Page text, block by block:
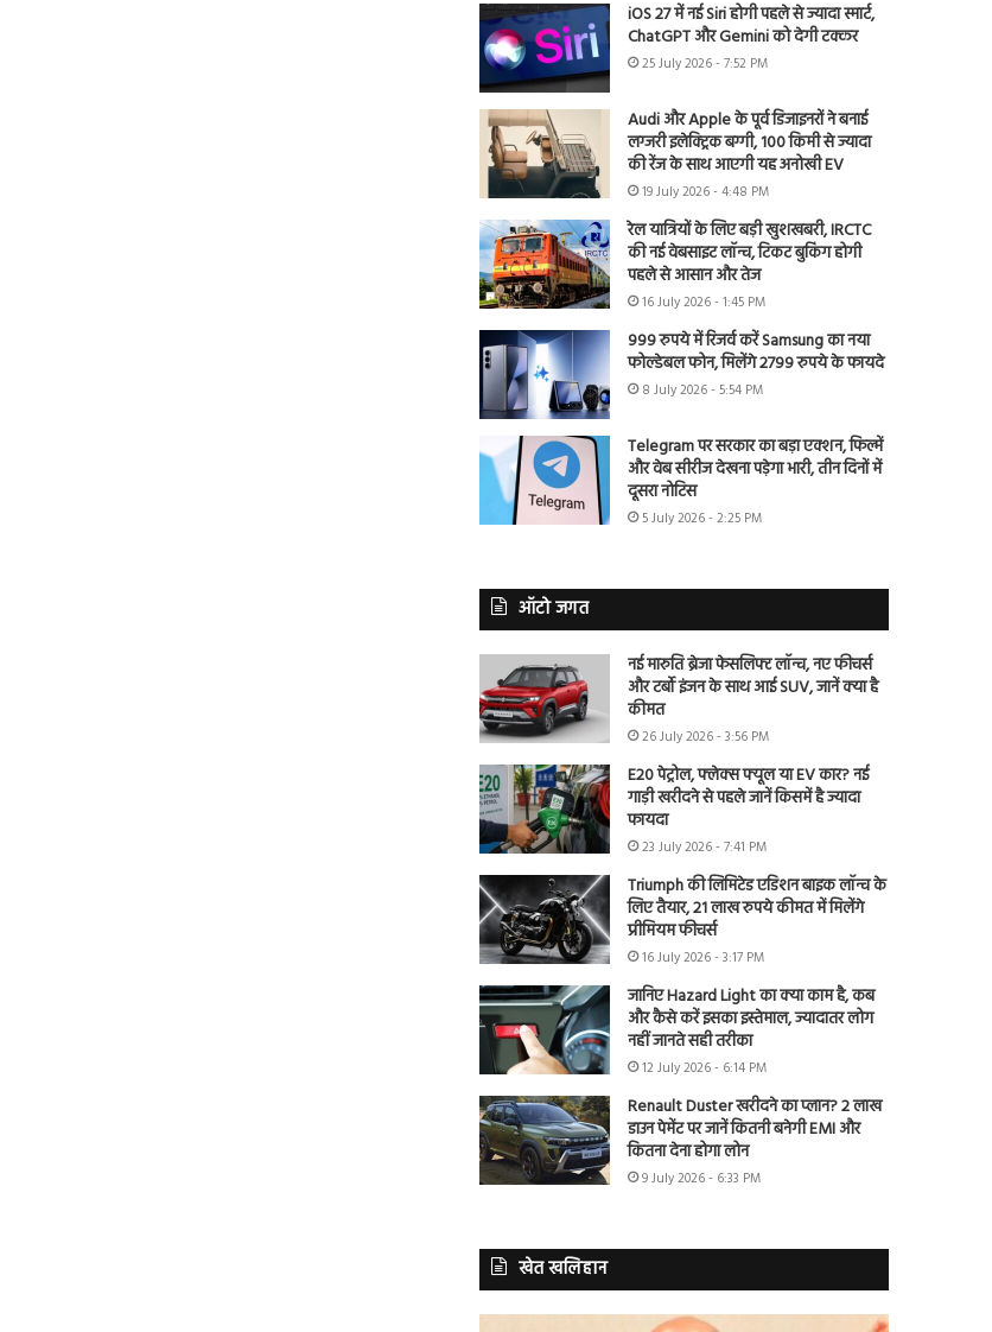
iOS 27 में नई Siri होगी पहले से ज्यादा स्मार्ट,
ChatGPT और Gemini को देगी टक्कर
25 July 2026 - 7:52 PM
Audi और Apple के पूर्व डिजाइनरों ने बनाई
लग्जरी इलेक्ट्रिक बग्गी, 100 किमी से ज्यादा
की रेंज के साथ आएगी यह अनोखी EV
19 July 2026 - 4:48 PM
रेल यात्रियों के लिए बड़ी खुशखबरी, IRCTC
की नई वेबसाइट लॉन्च, टिकट बुकिंग होगी
पहले से आसान और तेज
16 July 2026 - 1:45 PM
999 रुपये में रिजर्व करें Samsung का नया
फोल्डेबल फोन, मिलेंगे 2799 रुपये के फायदे
8 July 2026 - 5:54 PM
Telegram पर सरकार का बड़ा एक्शन, फिल्में
और वेब सीरीज देखना पड़ेगा भारी, तीन दिनों में
दूसरा नोटिस
5 July 2026 - 2:25 PM
ऑटो जगत
नई मारुति ब्रेजा फेसलिफ्ट लॉन्च, नए फीचर्स
और टर्बो इंजन के साथ आई SUV, जानें क्या है
कीमत
26 July 2026 - 3:56 PM
E20 पेट्रोल, फ्लेक्स फ्यूल या EV कार? नई
गाड़ी खरीदने से पहले जानें किसमें है ज्यादा
फायदा
23 July 2026 - 7:41 PM
Triumph की लिमिटेड एडिशन बाइक लॉन्च के
लिए तैयार, 21 लाख रुपये कीमत में मिलेंगे
प्रीमियम फीचर्स
16 July 2026 - 3:17 PM
जानिए Hazard Light का क्या काम है, कब
और कैसे करें इसका इस्तेमाल, ज्यादातर लोग
नहीं जानते सही तरीका
12 July 2026 - 6:14 PM
Renault Duster खरीदने का प्लान? 2 लाख
डाउन पेमेंट पर जानें कितनी बनेगी EMI और
कितना देना होगा लोन
9 July 2026 - 6:33 PM
खेत खलिहान